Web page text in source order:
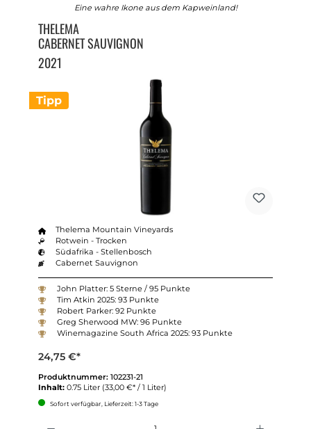
Tipp
Eine wahre Ikone aus dem Kapweinland!
THELEMA
CABERNET SAUVIGNON
2021
Thelema Mountain Vineyards
Rotwein - Trocken
Südafrika - Stellenbosch
Cabernet Sauvignon
John Platter: 5 Sterne / 95 Punkte
Tim Atkin 2025: 93 Punkte
Robert Parker: 92 Punkte
Greg Sherwood MW: 96 Punkte
Winemagazine South Africa 2025: 93 Punkte
24,75 €*
Produktnummer: 102231-21
Inhalt: 0.75 Liter (33,00 €* / 1 Liter)
Sofort verfügbar, Lieferzeit: 1-3 Tage